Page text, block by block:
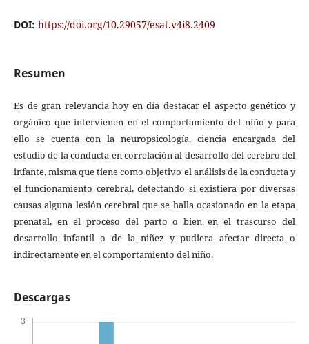
DOI: https://doi.org/10.29057/esat.v4i8.2409
Resumen
Es de gran relevancia hoy en día destacar el aspecto genético y
orgánico que intervienen en el comportamiento del niño y para
ello se cuenta con la neuropsicología, ciencia encargada del
estudio de la conducta en correlación al desarrollo del cerebro del
infante, misma que tiene como objetivo el análisis de la conducta y
el funcionamiento cerebral, detectando si existiera por diversas
causas alguna lesión cerebral que se halla ocasionado en la etapa
prenatal, en el proceso del parto o bien en el trascurso del
desarrollo infantil o de la niñez y pudiera afectar directa o
indirectamente en el comportamiento del niño.
Descargas